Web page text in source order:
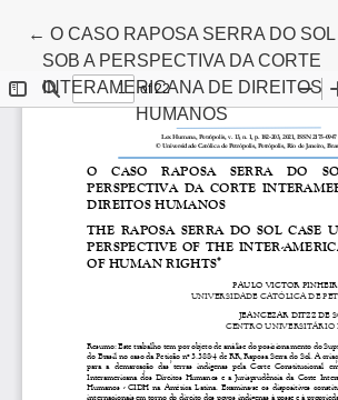
←Return to Article Details
O CASO RAPOSA SERRA DO SOL
SOB A PERSPECTIVA DA CORTE
INTERAMERICANA DE DIREITOS
HUMANOS